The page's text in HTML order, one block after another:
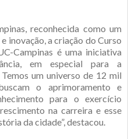
reconhecida como um
inovação, a criação do Curso
Campinas é uma iniciativa
em especial para a
um universo de 12 mil
o aprimoramento e
para o exercício
na carreira e esse
da cidade”, destacou.